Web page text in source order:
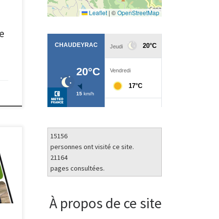
de
Leaflet | ©OpenStreetMap
15156
personnes ont visité ce site.
21164
pages consultées.
À propos de ce site